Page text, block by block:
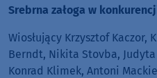
Srebrna załoga w
Wiosłujący Krzysztof Kaczor,
Berndt, Nikita Stovba,
Konrad Klimek, Antoni